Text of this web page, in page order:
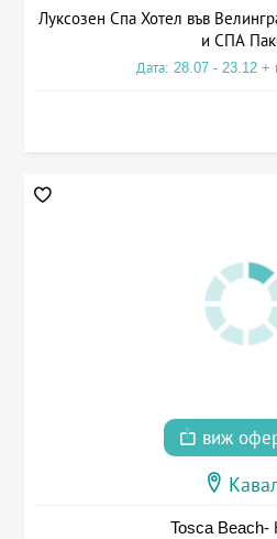
Луксозен Спа Хотел във
и СПА
Дата: 28.07 - 23.12 +
виж
Tosca Beach-